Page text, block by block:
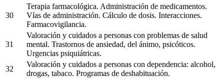
30
Terapia farmacológica. Administración de medicamentos.
Vías de administración. Cálculo de dosis. Interacciones.
Farmacovigilancia.
31
Valoración y cuidados a personas con problemas de salud
mental. Trastornos de ansiedad, del ánimo, psicóticos.
Urgencias psiquiátricas.
32
Valoración y cuidados a personas con dependencia: alcohol,
drogas, tabaco. Programas de deshabituación.